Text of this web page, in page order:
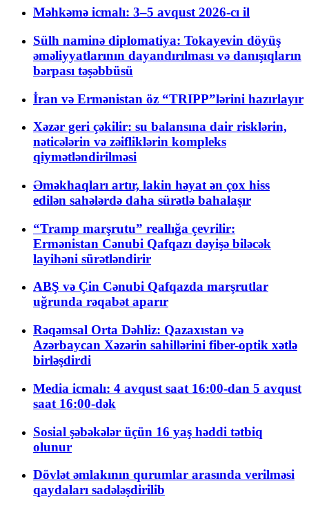
Məhkəmə icmalı: 3–5 avqust 2026-cı il
Sülh naminə diplomatiya: Tokayevin döyüş
əməliyyatlarının dayandırılması və danışıqların
bərpası təşəbbüsü
İran və Ermənistan öz “TRIPP”lərini hazırlayır
Xəzər geri çəkilir: su balansına dair risklərin,
nəticələrin və zəifliklərin kompleks
qiymətləndirilməsi
Əməkhaqları artır, lakin həyat ən çox hiss
edilən sahələrdə daha sürətlə bahalaşır
“Tramp marşrutu” reallığa çevrilir:
Ermənistan Cənubi Qafqazı dəyişə biləcək
layihəni sürətləndirir
ABŞ və Çin Cənubi Qafqazda marşrutlar
uğrunda rəqabət aparır
Rəqəmsal Orta Dəhliz: Qazaxıstan və
Azərbaycan Xəzərin sahillərini fiber-optik xətlə
birləşdirdi
Media icmalı: 4 avqust saat 16:00-dan 5 avqust
saat 16:00-dək
Sosial şəbəkələr üçün 16 yaş həddi tətbiq
olunur
Dövlət əmlakının qurumlar arasında verilməsi
qaydaları sadələşdirilib